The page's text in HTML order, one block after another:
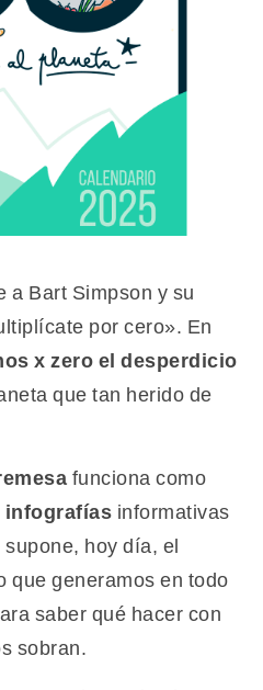
a Bart Simpson y su
por cero». En
x zero el desperdicio
que tan herido de
funciona como
infografías informativas
hoy día, el
que generamos en todo
saber qué hacer con
sobran.